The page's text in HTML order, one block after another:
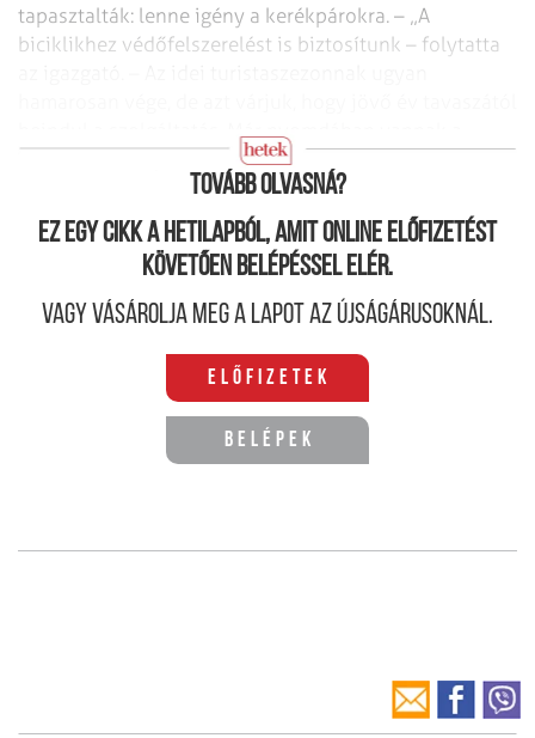
tapasztalták: lenne igény a kerékpárokra. – „A
biciklikhez védőfelszerelést is biztosítunk – folytatta
népszerűsítő szórólapok.”
Tovább olvasná?
Ez egy cikk a hetilapból, amit online előfizetést
követően belépéssel elér.
Vagy vásárolja meg a lapot az újságárusoknál.
Előfizetek
Belépek